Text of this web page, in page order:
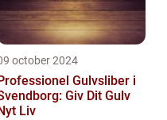
october 2024
Gulvsliber i
Giv Dit Gulv
Liv